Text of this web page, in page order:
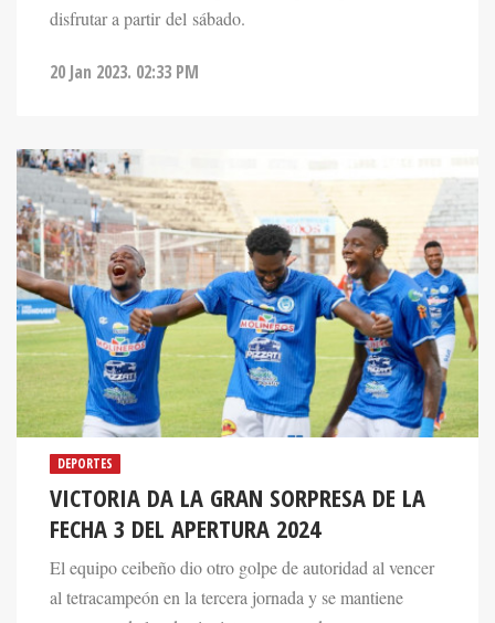
DEPORTES
VICTORIA DA LA GRAN SORPRESA DE LA
FECHA 3 DEL APERTURA 2024
El equipo ceibeño dio otro golpe de autoridad al vencer
al tetracampeón en la tercera jornada y se mantiene
como uno de los dos invictos que quedan.